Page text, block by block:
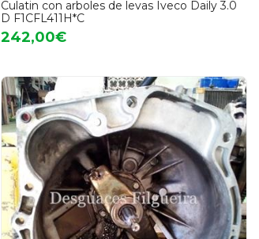
Culatin con arboles de levas Iveco Daily 3.0
D F1CFL411H*C
242,00€